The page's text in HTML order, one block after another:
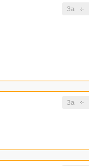
За
За